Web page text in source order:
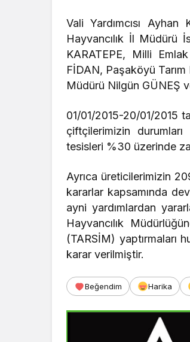
Vali Yardımcısı
Hayvancılık İl Müdürü
KARATEPE, Milli
FİDAN, Paşaköyü
Müdürü Nilgün GÜNEŞ
01/01/2015-20/01/2015
çiftçilerimizin
tesisleri %30 üzerinde
Ayrıca üreticilerimizin
kararlar kapsamında
ayni yardımlardan
Hayvancılık
(TARSİM) yaptırmaları
karar verilmiştir.
Beğendim Harika